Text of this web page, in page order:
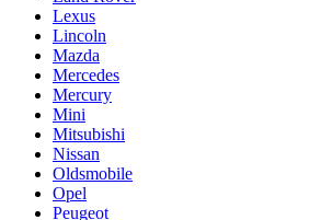
Lexus
Lincoln
Mazda
Mercedes
Mercury
Mini
Mitsubishi
Nissan
Oldsmobile
Opel
Peugeot